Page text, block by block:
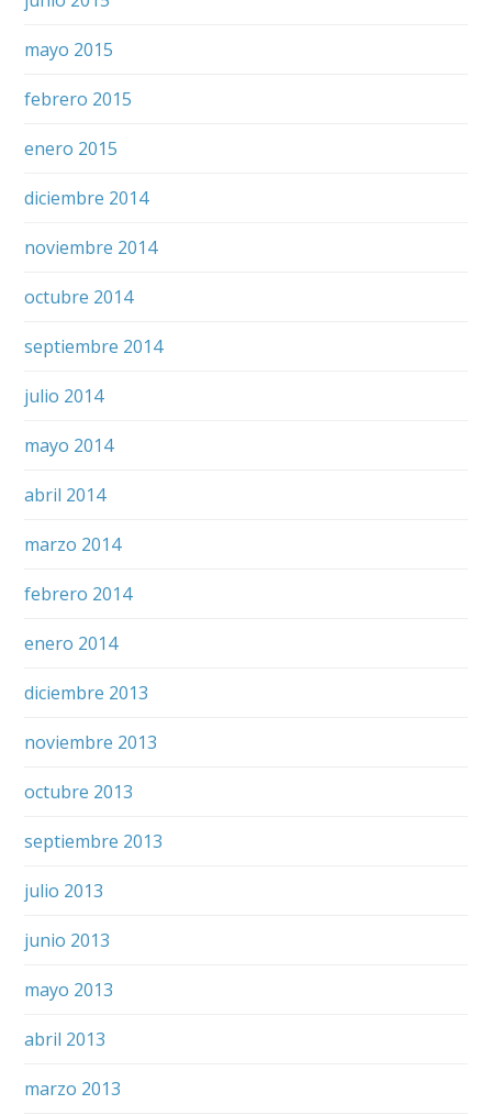
mayo 2015
febrero 2015
enero 2015
diciembre 2014
noviembre 2014
octubre 2014
septiembre 2014
julio 2014
mayo 2014
abril 2014
marzo 2014
febrero 2014
enero 2014
diciembre 2013
noviembre 2013
octubre 2013
septiembre 2013
julio 2013
junio 2013
mayo 2013
abril 2013
marzo 2013